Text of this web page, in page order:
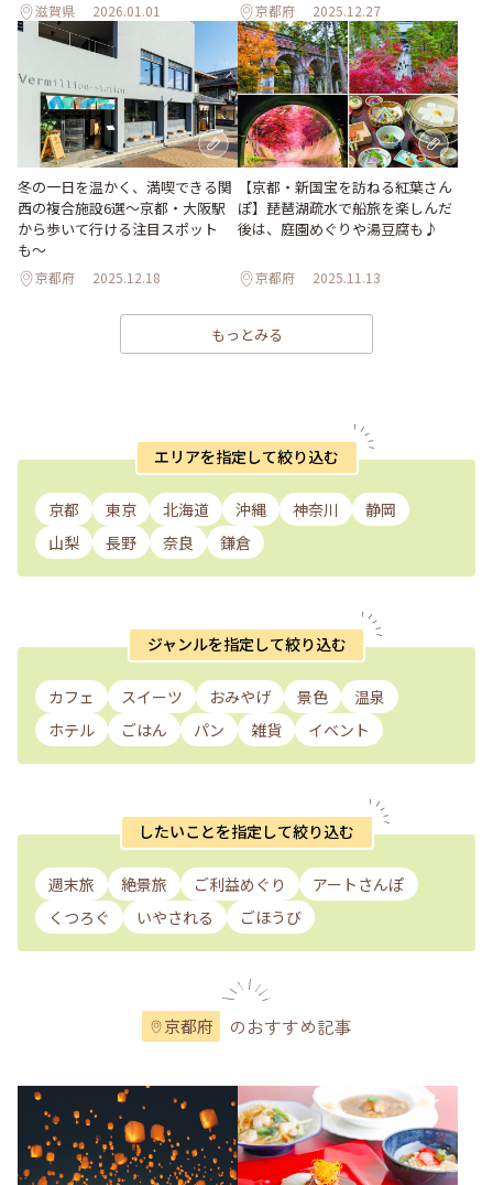
滋賀県 2026.01.01 京都府 2025.12.27
冬の一日を温かく、満喫できる関
西の複合施設6選〜京都・大阪駅
から歩いて行ける注目スポット
も〜
京都府 2025.12.18
【京都・新国宝を訪ねる紅葉さん
ぽ】琵琶湖疏水で船旅を楽しんだ
後は、庭園めぐりや湯豆腐も♪
京都府 2025.11.13
もっとみる
エリアを指定して絞り込む
京都 東京 北海道 沖縄 神奈川
静岡
山梨
長野 奈良 鎌倉
ジャンルを指定して絞り込む
カフェ スイーツ おみやげ 景色
温泉
ホテル
ごはん パン 雑貨 イベント
したいことを指定して絞り込む
週末旅 絶景旅 ご利益めぐり
アートさんぽ
くつろぐ
いやされる ごほうび
京都府 のおすすめ記事